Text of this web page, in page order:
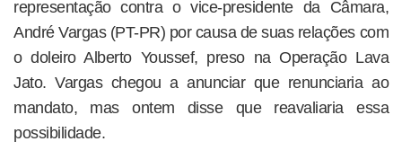
representação contra o vice-presidente da Câmara,
André Vargas (PT-PR) por causa de suas relações com
o doleiro Alberto Youssef, preso na Operação Lava
Jato. Vargas chegou a anunciar que renunciaria ao
mandato, mas ontem disse que reavaliaria essa
possibilidade.